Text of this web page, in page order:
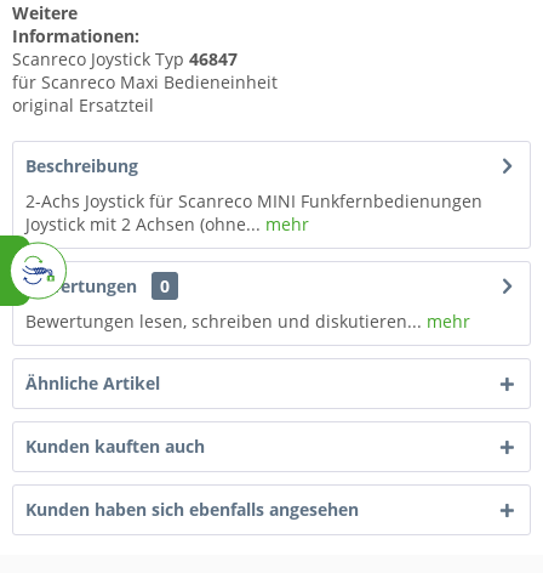
Weitere
Informationen:
Scanreco Joystick Typ 46847
für Scanreco Maxi Bedieneinheit
original Ersatzteil
Beschreibung
2-Achs Joystick für Scanreco MINI Funkfernbedienungen
Joystick mit 2 Achsen (ohne... mehr
Bewertungen
0
Bewertungen lesen, schreiben und diskutieren... mehr
Ähnliche Artikel
Kunden kauften auch
Kunden haben sich ebenfalls angesehen